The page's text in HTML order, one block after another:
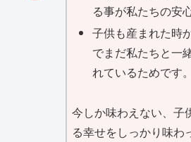
る事が私たちの安
子供も産まれた時
でまだ私たちと一
れているためです。
今しか味わえない、子
る幸せをしっかり味わ